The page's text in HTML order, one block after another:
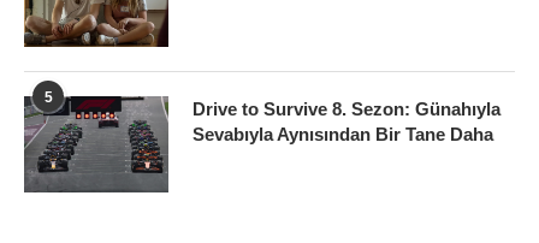
5
Drive to Survive 8. Sezon: Günahıyla
Sevabıyla Aynısından Bir Tane Daha